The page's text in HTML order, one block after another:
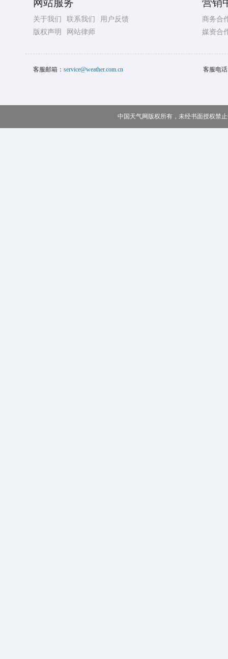
网站服务
关于我们 联系我们
用户反馈
版权声明
网站律师
营销
商务合
媒资合
客服邮箱： service@weather.com.cn 客服电
中国天气网版权所有，未经书面授权